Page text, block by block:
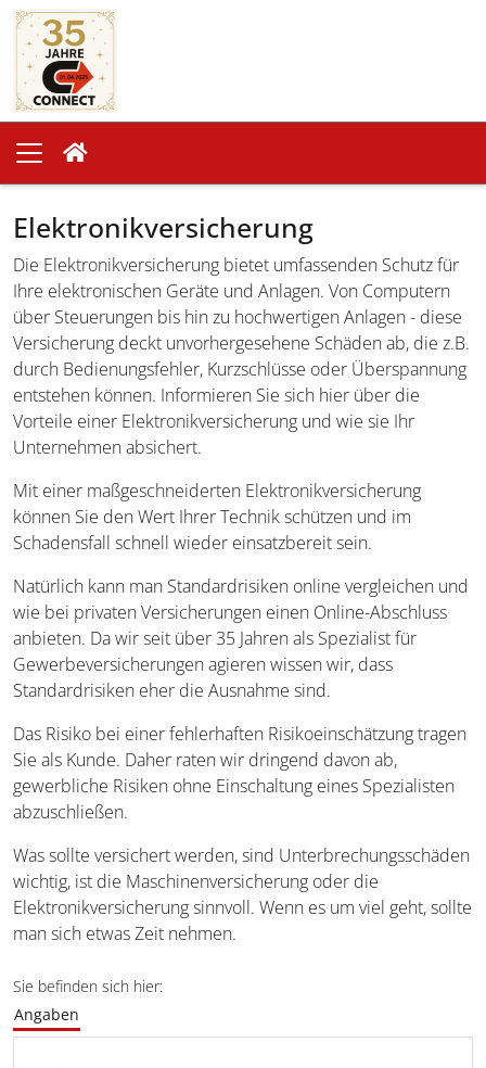
Elektronikversicherung
Die Elektronikversicherung bietet umfassenden Schutz für
Ihre elektronischen Geräte und Anlagen. Von Computern
über Steuerungen bis hin zu hochwertigen Anlagen - diese
Versicherung deckt unvorhergesehene Schäden ab, die z.B.
durch Bedienungsfehler, Kurzschlüsse oder Überspannung
entstehen können. Informieren Sie sich hier über die
Vorteile einer Elektronikversicherung und wie sie Ihr
Unternehmen absichert.
Mit einer maßgeschneiderten Elektronikversicherung
können Sie den Wert Ihrer Technik schützen und im
Schadensfall schnell wieder einsatzbereit sein.
Natürlich kann man Standardrisiken online vergleichen und
wie bei privaten Versicherungen einen Online-Abschluss
anbieten. Da wir seit über 35 Jahren als Spezialist für
Gewerbeversicherungen agieren wissen wir, dass
Standardrisiken eher die Ausnahme sind.
Das Risiko bei einer fehlerhaften Risikoeinschätzung tragen
Sie als Kunde. Daher raten wir dringend davon ab,
gewerbliche Risiken ohne Einschaltung eines Spezialisten
abzuschließen.
Was sollte versichert werden, sind Unterbrechungsschäden
wichtig, ist die Maschinenversicherung oder die
Elektronikversicherung sinnvoll. Wenn es um viel geht, sollte
man sich etwas Zeit nehmen.
Sie befinden sich hier:
Angaben